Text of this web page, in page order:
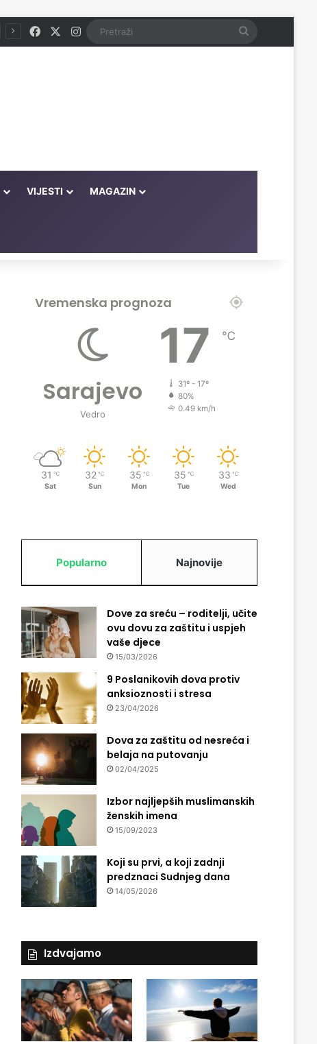
FacebookInstagram Pretraži
VIJESTI MAGAZIN
Vremenska prognoza
Sarajevo
Vedro
17 ℃
31º - 17º
80%
0.49 km/h
31 ℃
Sat
32 ℃
Sun
35 ℃
Mon
35 ℃
Tue
33 ℃
Wed
Popularno Najnovije
Dove za sreću – roditelji, učite
ovu dovu za zaštitu i uspjeh
vaše djece
15/03/2026
9 Poslanikovih dova protiv
anksioznosti i stresa
23/04/2026
Dova za zaštitu od nesreća i
belaja na putovanju
02/04/2025
Izbor najljepših muslimanskih
ženskih imena
15/09/2023
Koji su prvi, a koji zadnji
predznaci Sudnjeg dana
14/05/2026
Izdvajamo